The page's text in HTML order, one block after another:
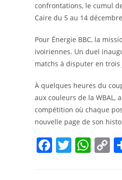
confrontations, le cumul
Caire du 5 au 14
Pour Énergie BBC, la
ivoiriennes. Un duel
matchs à disputer en
À quelques heures du
aux couleurs de la WBAL,
compétition où chaque
nouvelle page de son
F T W C